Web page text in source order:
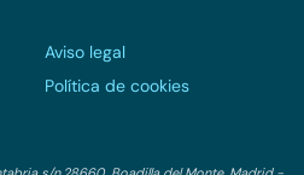
Aviso legal
Política de cookies